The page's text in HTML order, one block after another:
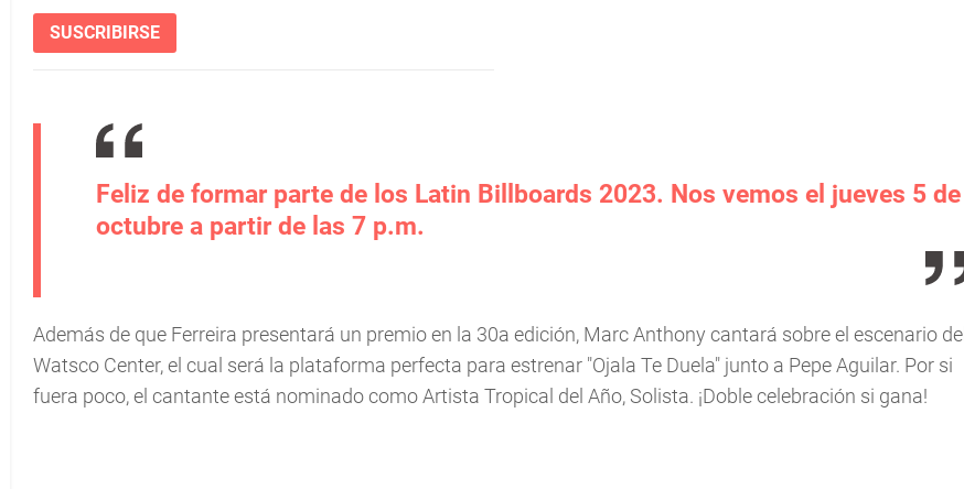
SUSCRIBIRSE
Feliz de formar parte de los Latin Billboards 2023. Nos vemos el jueves 5 de
octubre a partir de las 7 p.m.
Además de que Ferreira presentará un premio en la 30a edición, Marc Anthony cantará sobre el escenario del
Watsco Center, el cual será la plataforma perfecta para estrenar "Ojala Te Duela" junto a Pepe Aguilar. Por si
fuera poco, el cantante está nominado como Artista Tropical del Año, Solista. ¡Doble celebración si gana!